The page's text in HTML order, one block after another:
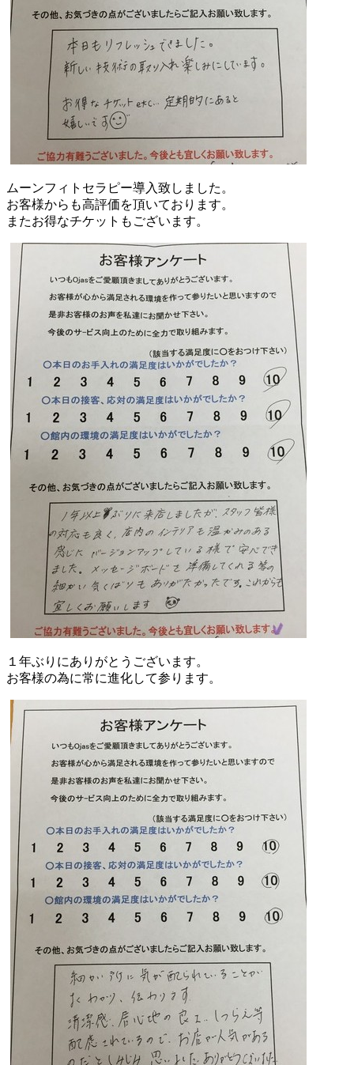
ムーンフィトセラピー導入致しました。
お客様からも高評価を頂いております。
またお得なチケットもございます。
１年ぶりにありがとうございます。
お客様の為に常に進化して参ります。